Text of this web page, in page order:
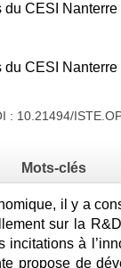
du CESI
du CESI
: 10.21494/
Mots-clés
il y a
sur la
incitations à
propose de